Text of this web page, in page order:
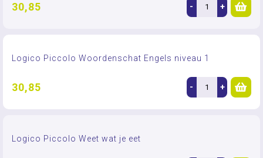
30,85 - +
Logico Piccolo Woordenschat Engels niveau 1
30,85 - +
Logico Piccolo Weet wat je eet